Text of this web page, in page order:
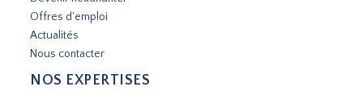
Offres d'emploi
Actualités
Nous contacter
NOS EXPERTISES